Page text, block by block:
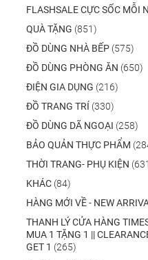
FLASHSALE CỰC SỐC MỖI
QUÀ TẶNG (851)
ĐỒ DÙNG NHÀ BẾP (575)
ĐỒ DÙNG PHÒNG ĂN (650)
ĐIỆN GIA DỤNG (216)
ĐỒ TRANG TRÍ (330)
ĐỒ DÙNG DÃ NGOẠI (258)
BẢO QUẢN THỰC PHẨM
THỜI TRANG- PHỤ KIỆN
KHÁC (84)
HÀNG MỚI VỀ - NEW
THANH LÝ CỬA HÀNG
MUA 1 TẶNG 1 ||
GET 1 (265)